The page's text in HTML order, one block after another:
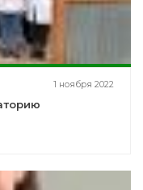
1 ноября 2022